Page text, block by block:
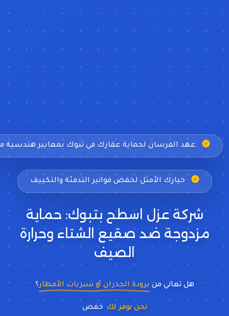
عهد الفرسان لحماية عقارك في تبوك بمعايير هندسية
خيارك الأمثل لخفض فواتير التدفئة والتكييف
شركة عزل اسطح بتبوك: حماية
مزدوجة ضد صقيع الشتاء وحرارة
الصيف
هل تعاني من برودة الجدران أو تسربات الأمطار؟
نحن نوفر لك عزل خزا